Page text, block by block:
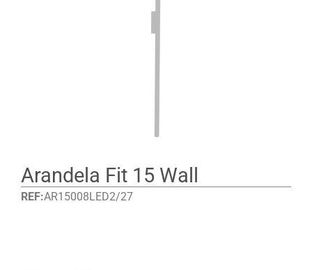
Arandela Fit 15 Wall
REF:AR15008LED2/27